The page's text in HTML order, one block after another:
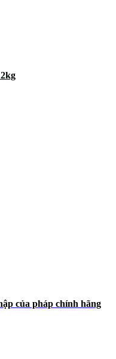
của pháp chính hãng